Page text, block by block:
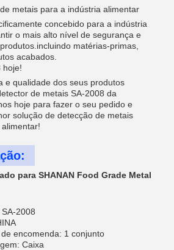
metais para a indústria alimentar
concebido para a indústria
o mais alto nível de segurança e
matérias-primas,
acabados.
hoje!
e qualidade dos seus produtos
de metais SA-2008 da
hoje para fazer o seu pedido e
solução de detecção de metais
para SHANAN Food Grade Metal
2008
encomenda: 1 conjunto
Caixa